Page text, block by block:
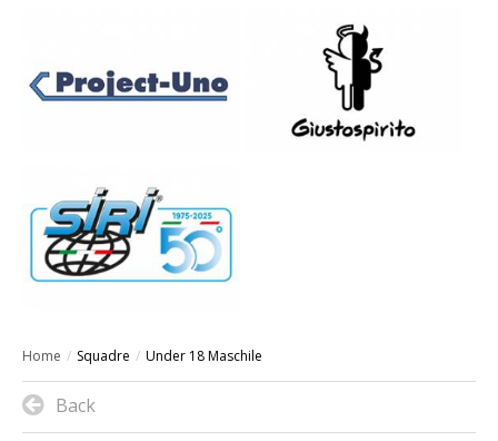
Home / Squadre / Under 18 Maschile
Back